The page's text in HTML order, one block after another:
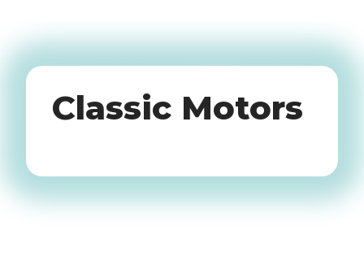
Classic Motors
Brommers en
scooters